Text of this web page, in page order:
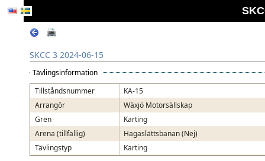
SKCC 3 2024-06-15
Tävlingsinformation
Tillståndsnummer
KA-15
Arrangör
Wäxjö Motorsällskap
Gren
Karting
Arena (tillfällig)
Hagaslättsbanan (Nej)
Tävlingstyp
Karting